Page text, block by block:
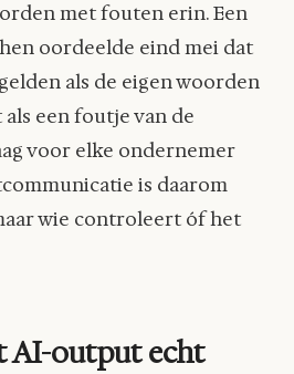
met fouten erin. Een
oordeelde eind mei dat
als de eigen woorden
een foutje van de
voor elke ondernemer
is daarom
wie controleert óf het
AI-output echt